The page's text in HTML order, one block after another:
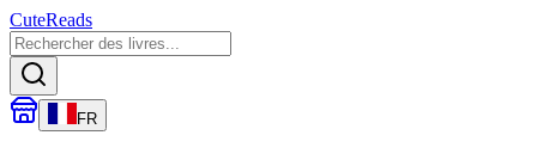
CuteReads
FR